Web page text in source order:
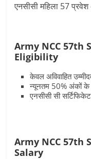
एनसीसी महिला 57
Army NCC 57th
Eligibility
केवल अविवाहित
न्यूनतम 50% अंकों के
एनसीसी सी
Army NCC 57th
Salary